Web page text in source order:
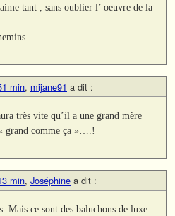
tant , sans oublier l’ oeuvre de la
min, mijane91 a dit :
très vite qu’il a une grand mère
grand comme ça »….!
min, Joséphine a dit :
Mais ce sont des baluchons de luxe